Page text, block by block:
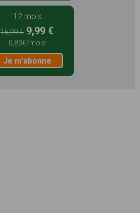
12 mois
16,99 € 9,99 €
0,83€/mois
Je m'abonne